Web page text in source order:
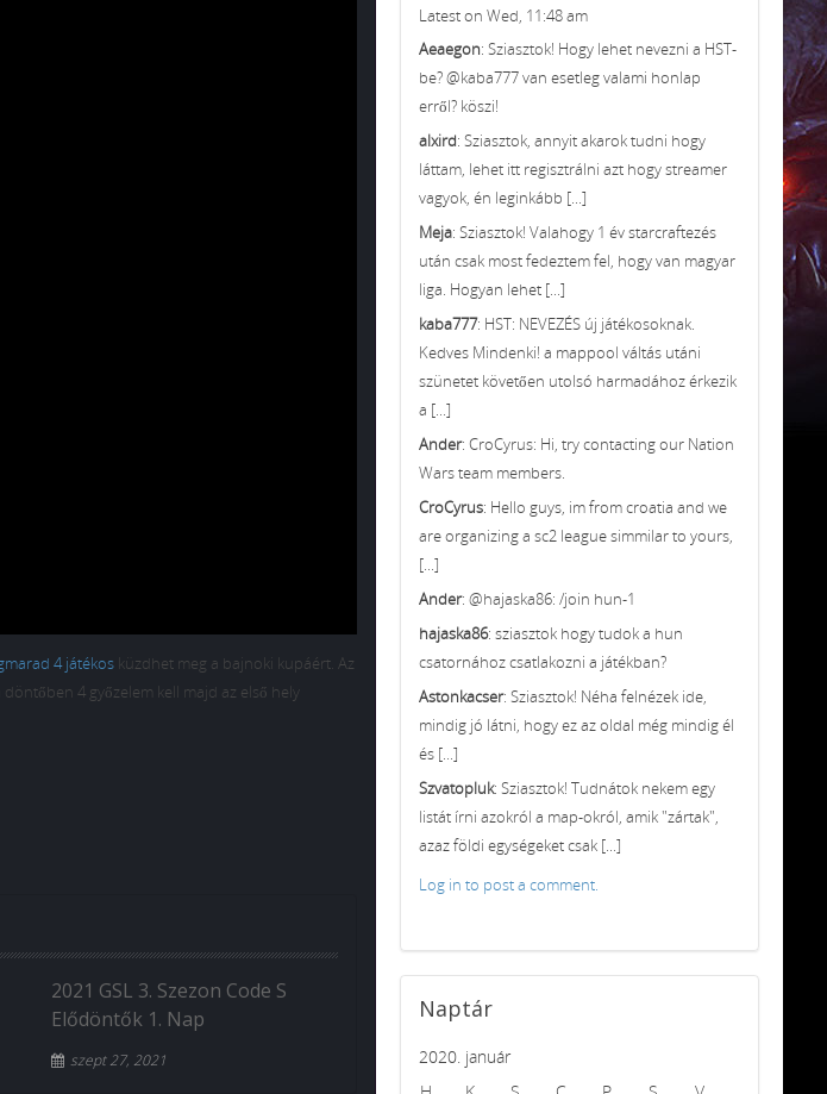
4 játékos küzdhet meg a bajnoki kupáért. Az
4 győzelem kell majd az első hely
2021 GSL 3. Szezon Code S
Elődöntők 1. Nap
szept 27, 2021
Latest on Wed, 11:48 am
Aeaegon: Sziasztok! Hogy lehet nevezni a HST-
be? @kaba777 van esetleg valami honlap
erről? köszi!
alxird: Sziasztok, annyit akarok tudni hogy
láttam, lehet itt regisztrálni azt hogy streamer
vagyok, én leginkább [...]
Meja: Sziasztok! Valahogy 1 év starcraftezés
után csak most fedeztem fel, hogy van magyar
liga. Hogyan lehet [...]
kaba777: HST: NEVEZÉS új játékosoknak.
Kedves Mindenki! a mappool váltás utáni
szünetet követően utolsó harmadához érkezik
a [...]
Ander: CroCyrus: Hi, try contacting our Nation
Wars team members.
CroCyrus: Hello guys, im from croatia and we
are organizing a sc2 league simmilar to yours,
[...]
Ander: @hajaska86: /join hun-1
hajaska86: sziasztok hogy tudok a hun
csatornához csatlakozni a játékban?
Astonkacser: Sziasztok! Néha felnézek ide,
mindig jó látni, hogy ez az oldal még mindig él
és [...]
Szvatopluk: Sziasztok! Tudnátok nekem egy
listát írni azokról a map-okról, amik "zártak",
azaz földi egységeket csak [...]
Log in to post a comment.
Naptár
2020. január